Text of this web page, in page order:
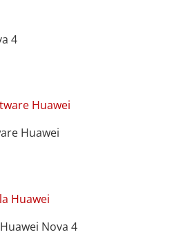
4
Huawei
Nova 4